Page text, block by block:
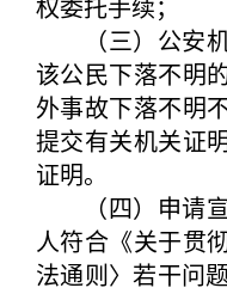
（三）公安机
该公民下落不明
外事故下落不明
提交有关机关证
证明。
（四）申请宣
人符合《关于贯
法通则〉若干问